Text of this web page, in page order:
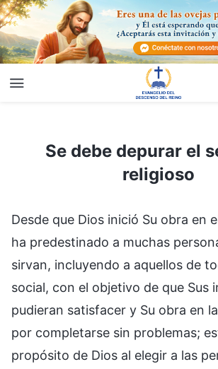
Se debe depurar el servicio religioso
Se debe depurar el
religioso
Desde que Dios inició Su obra en
ha predestinado a muchas
sirvan, incluyendo a aquellos de
social, con el objetivo de que Sus
pudieran satisfacer y Su obra en
por completarse sin problemas;
propósito de Dios al elegir a las